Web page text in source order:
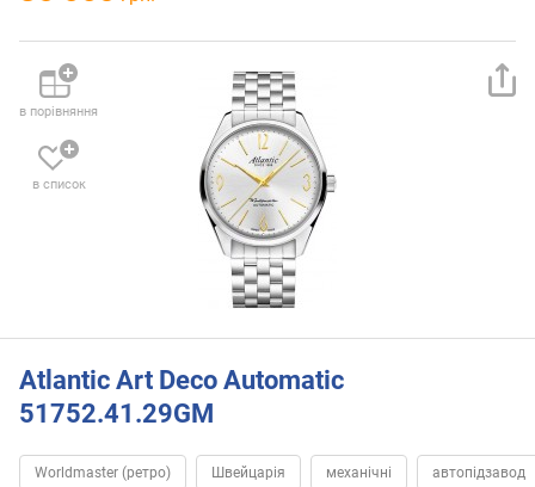
в порівняння
в список
Atlantic Art Deco Automatic
51752.41.29GM
Worldmaster (ретро) Швейцарія механічні автопідзавод